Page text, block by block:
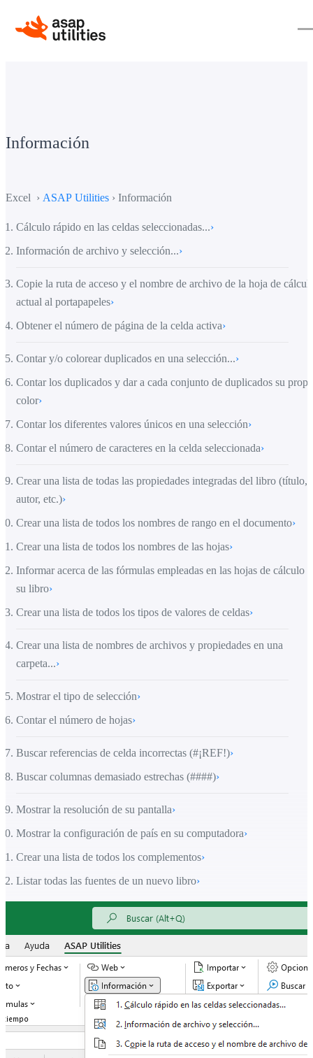
Información
Excel › ASAP Utilities › Información
Cálculo rápido en las celdas seleccionadas...›
Información de archivo y selección...›
Copie la ruta de acceso y el nombre de archivo de la hoja de
actual al portapapeles›
Obtener el número de página de la celda activa›
Contar y/o colorear duplicados en una selección...›
Contar los duplicados y dar a cada conjunto de duplicados su
color›
Contar los diferentes valores únicos en una selección›
Contar el número de caracteres en la celda seleccionada›
Crear una lista de todas las propiedades integradas del libro (título,
autor, etc.)›
Crear una lista de todos los nombres de rango en el documento›
Crear una lista de todos los nombres de las hojas›
Informar acerca de las fórmulas empleadas en las hojas de cálculo
su libro›
Crear una lista de todos los tipos de valores de celdas›
Crear una lista de nombres de archivos y propiedades en una
carpeta...›
Mostrar el tipo de selección›
Contar el número de hojas›
Buscar referencias de celda incorrectas (#¡REF!)›
Buscar columnas demasiado estrechas (####)›
Mostrar la resolución de su pantalla›
Mostrar la configuración de país en su computadora›
Crear una lista de todos los complementos›
Listar todas las fuentes de un nuevo libro›